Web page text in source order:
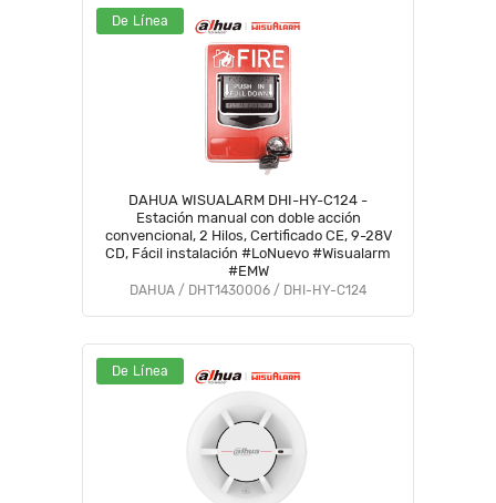
De Línea
DAHUA WISUALARM DHI-HY-C124 -
Estación manual con doble acción
convencional, 2 Hilos, Certificado CE, 9-28V
CD, Fácil instalación #LoNuevo #Wisualarm
#EMW
DAHUA / DHT1430006 / DHI-HY-C124
De Línea